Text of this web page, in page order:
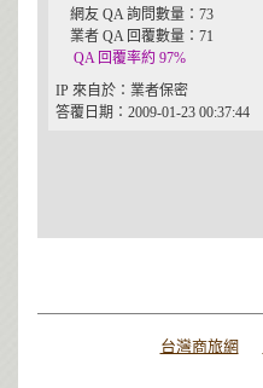
網友 QA 詢問數量：73
業者 QA 回覆數量：71
QA 回覆率約 97%
IP 來自於：業者保密
答覆日期：2009-01-23 00:37:44
台灣商旅網